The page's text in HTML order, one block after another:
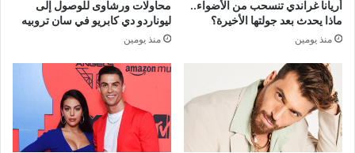
أريانا غراندي تنسحب من الأضواء..
ماذا يحدث بعد جولتها الأخيرة؟
منذ يومين
محاولات ورشاوى للوصول إلى
ليوناردو دي كابريو في سان تروبيه
منذ يومين